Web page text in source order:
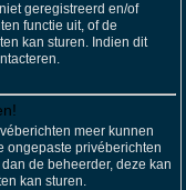
geregistreerd en/of
functie uit, of de
kan sturen. Indien dit
meer kunnen
ongepaste privéberichten
de beheerder, deze kan
kan sturen.